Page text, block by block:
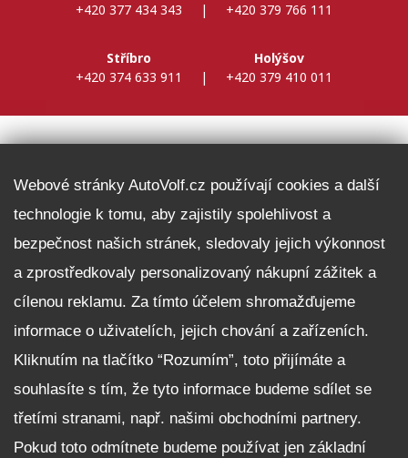
+420 377 434 343
|
+420 379 766 111
Stříbro
+420 374 633 911
|
Holýšov
+420 379 410 011
Fleet program Škoda
Nabídka zaměstnání
Facebook
Reklamační řád
Zásady zpracování osobních údajů pro zákazníky
Upozornění pro věřitele a společníky na jejich práva
Nastavení cookies
NEZÁVAZNĚ POPTAT VŮZ
Webové stránky AutoVolf.cz používají cookies a další
technologie k tomu, aby zajistily spolehlivost a
bezpečnost našich stránek, sledovaly jejich výkonnost
a zprostředkovaly personalizovaný nákupní zážitek a
cílenou reklamu. Za tímto účelem shromažďujeme
informace o uživatelích, jejich chování a zařízeních.
Kliknutím na tlačítko “Rozumím”, toto přijímáte a
souhlasíte s tím, že tyto informace budeme sdílet se
třetími stranami, např. našimi obchodními partnery.
Pokud toto odmítnete budeme používat jen základní